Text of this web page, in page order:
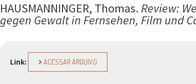
HAUSMANNINGER, Thomas. Review:
gegen Gewalt in Fernsehen, Film und
Link: ACESSAR ARQUIVO